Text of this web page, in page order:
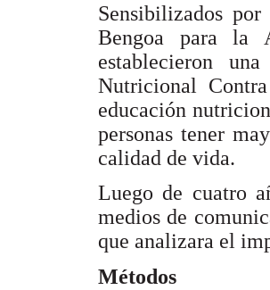
Sensibilizados
Bengoa para la
establecieron
Nutricional
educación
personas tener
calidad de vida.
Luego de cuatro
medios de
que analizara el
Métodos